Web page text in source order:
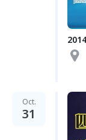
Oct.
31